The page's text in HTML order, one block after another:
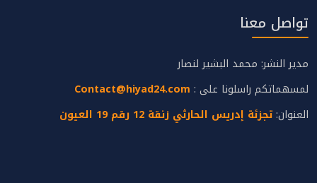
تواصل معنا
مدير النشر: محمد البشير لنصار
لمسهماتكم راسلونا على : Contact@hiyad24.com
العنوان:تجزئة إدريس الحارثي زنقة 12 رقم 19 العيون